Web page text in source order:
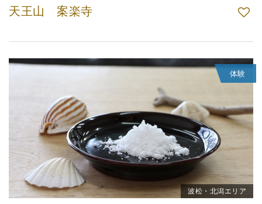
天王山 案楽寺
体験
波松・北潟エリア